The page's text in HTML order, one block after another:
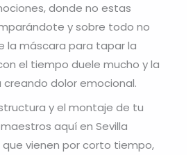
donde no estas
y sobre todo no
la máscara para tapar la
el tiempo duele mucho y la
dolor emocional.
y el montaje de tu
aquí en Sevilla
que vienen por corto tiempo,